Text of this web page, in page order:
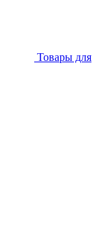
Товары для